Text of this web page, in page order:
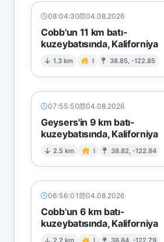
08:04:30 04.08.2026
Cobb'un 11 km batı-
kuzeybatısında, Kaliforniya
1.3 km I 38.85, -122.85
07:55:50 04.08.2026
Geysers'in 9 km batı-
kuzeybatısında, Kaliforniya
2.5 km I 38.82, -122.84
06:56:01 04.08.2026
Cobb'un 6 km batı-
kuzeybatısında, Kaliforniya
2.2 km I 38.84, -122.79